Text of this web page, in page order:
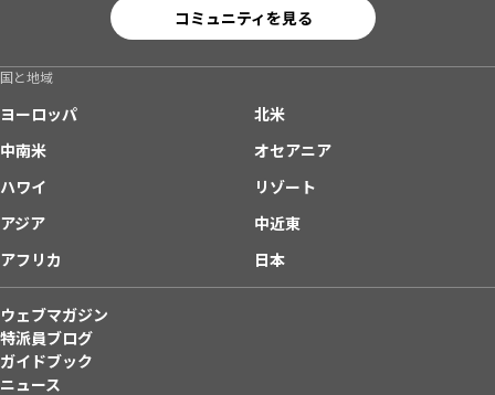
コミュニティを見る
国と地域
ヨーロッパ
北米
中南米
オセアニア
ハワイ
リゾート
アジア
中近東
アフリカ
日本
ウェブマガジン
特派員ブログ
ガイドブック
ニュース